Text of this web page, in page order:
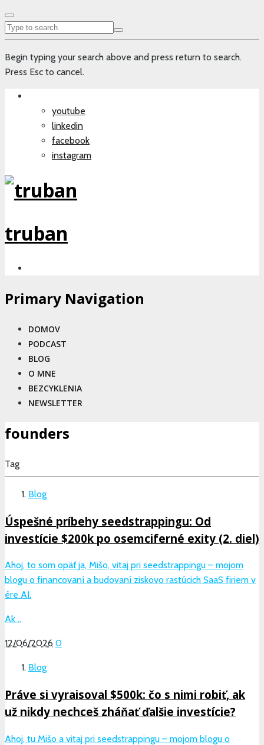
Begin typing your search above and press return to search.
Press Esc to cancel.
youtube
linkedin
facebook
instagram
truban
Primary Navigation
DOMOV
PODCAST
BLOG
O MNE
BEZCYKLENIA
NEWSLETTER
founders
Tag
Blog
Úspešné príbehy seedstrappingu: Od
investície $200k po osemciferné exity (2. diel)
Ahoj, to som opäť ja, Mišo, vitaj pri seedstrappingu – mojom
blogu o financovaní a budovaní ziskovo rastúcich SaaS firiem v
ére AI.
Ak ..
12/06/2026 0
Blog
Práve si vyraisoval $500k: čo s nimi robiť, ak
už nikdy nechceš zháňať ďalšie investície?
Ahoj, tu Mišo a vitaj pri seedstrappingu – mojom blogu o